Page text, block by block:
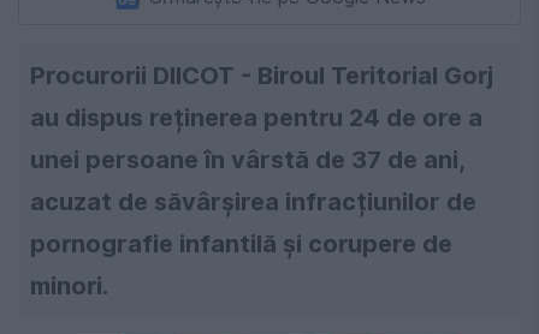
Procurorii DIICOT - Biroul Teritorial Gorj
au dispus reținerea pentru 24 de ore a
unei persoane în vârstă de 37 de ani,
acuzat de săvârșirea infracțiunilor de
pornografie infantilă și corupere de
minori.